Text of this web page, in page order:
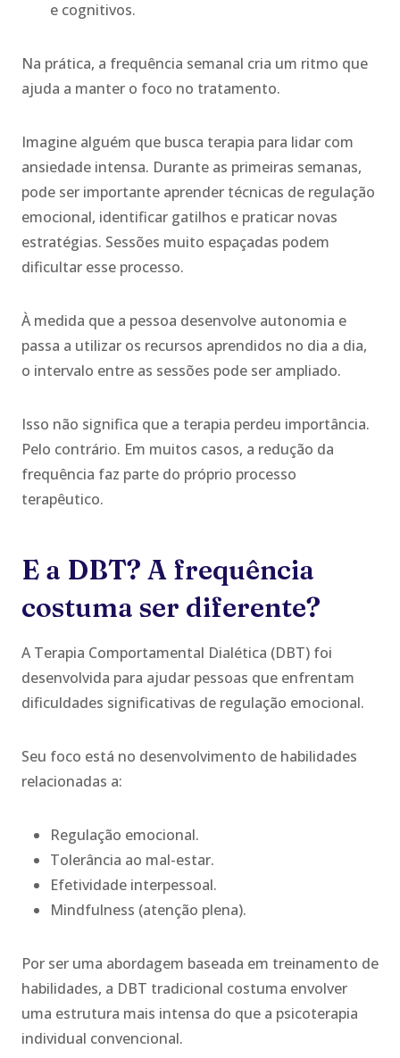
e cognitivos.
Na prática, a frequência semanal cria um ritmo que
ajuda a manter o foco no tratamento.
Imagine alguém que busca terapia para lidar com
ansiedade intensa. Durante as primeiras semanas,
pode ser importante aprender técnicas de regulação
emocional, identificar gatilhos e praticar novas
estratégias. Sessões muito espaçadas podem
dificultar esse processo.
À medida que a pessoa desenvolve autonomia e
passa a utilizar os recursos aprendidos no dia a dia,
o intervalo entre as sessões pode ser ampliado.
Isso não significa que a terapia perdeu importância.
Pelo contrário. Em muitos casos, a redução da
frequência faz parte do próprio processo
terapêutico.
E a DBT? A frequência
costuma ser diferente?
A Terapia Comportamental Dialética (DBT) foi
desenvolvida para ajudar pessoas que enfrentam
dificuldades significativas de regulação emocional.
Seu foco está no desenvolvimento de habilidades
relacionadas a:
Regulação emocional.
Tolerância ao mal-estar.
Efetividade interpessoal.
Mindfulness (atenção plena).
Por ser uma abordagem baseada em treinamento de
habilidades, a DBT tradicional costuma envolver
uma estrutura mais intensa do que a psicoterapia
individual convencional.